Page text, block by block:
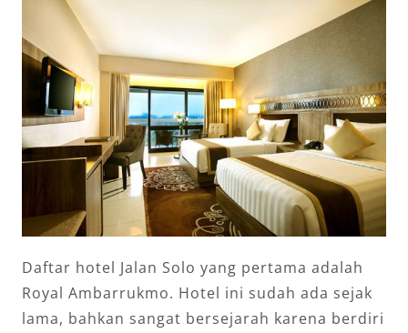
Daftar hotel Jalan Solo yang pertama adalah
Royal Ambarrukmo. Hotel ini sudah ada sejak
lama, bahkan sangat bersejarah karena berdiri